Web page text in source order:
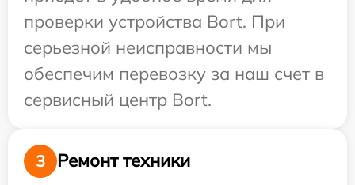
проверки устройства Bort. При
серьезной неисправности мы
обеспечим перевозку за наш счет в
сервисный центр Bort.
3
Ремонт техники